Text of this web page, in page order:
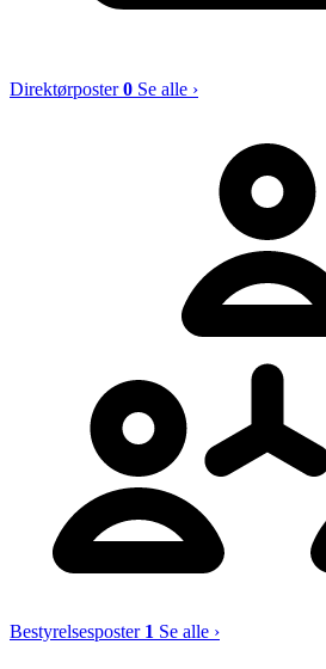
Direktørposter0 Se alle ›
Bestyrelsesposter 1 Se alle ›